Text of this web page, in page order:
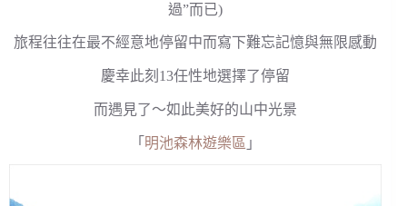
過”而已)
旅程往往在最不經意地停留中而寫下難忘記憶與無限感動
慶幸此刻13任性地選擇了停留
而遇見了～如此美好的山中光景
「 明池森林遊樂區 」